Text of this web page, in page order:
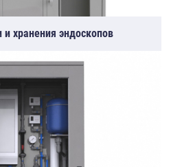
хранения эндоскопов